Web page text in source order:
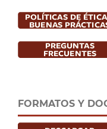
FORMATOS Y